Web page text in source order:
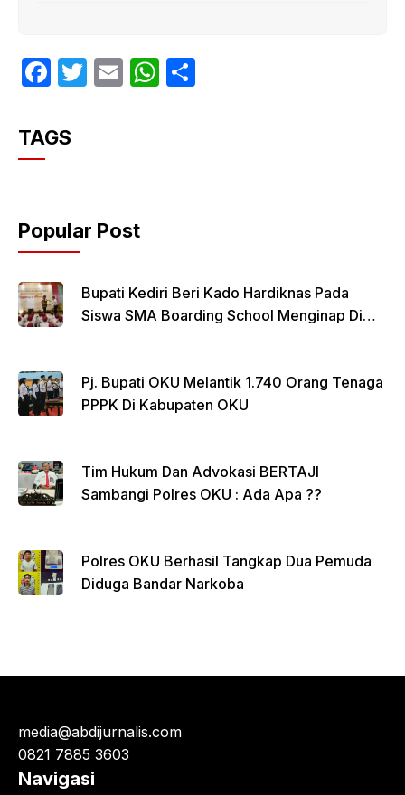
F
c
o
o
k
T
E
W
TAGS
Popular Post
Bupati Kediri Beri Kado Hardiknas Pada
Siswa SMA Boarding School Menginap Di
Pj. Bupati OKU Melantik 1.740 Orang Tenaga
PPPK Di Kabupaten OKU
Tim Hukum Dan Advokasi BERTAJI
Sambangi Polres OKU : Ada Apa ??
Polres OKU Berhasil Tangkap Dua Pemuda
Diduga Bandar Narkoba
media@abdijurnalis.com
0821 7885 3603
Navigasi